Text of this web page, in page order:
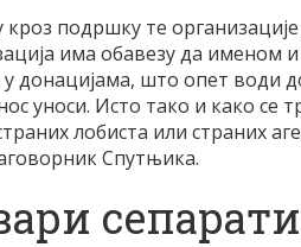
кроз подршку те
има обавезу да именом
у донацијама, што опет води
уноси. Исто тако и како се
лобиста или страних
Спутњика.